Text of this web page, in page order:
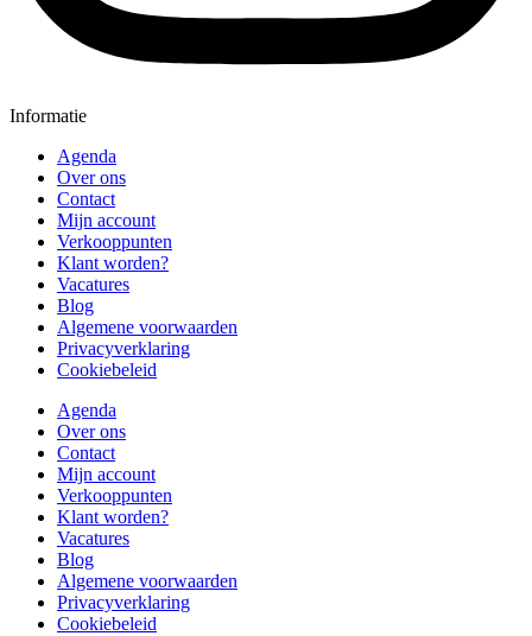
Informatie
Agenda
Over ons
Contact
Mijn account
Verkooppunten
Klant worden?
Vacatures
Blog
Algemene voorwaarden
Privacyverklaring
Cookiebeleid
Agenda
Over ons
Contact
Mijn account
Verkooppunten
Klant worden?
Vacatures
Blog
Algemene voorwaarden
Privacyverklaring
Cookiebeleid